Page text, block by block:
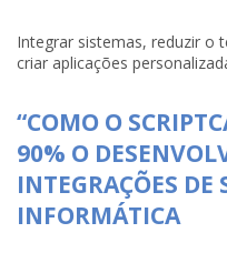
Integrar sistemas, reduzir o
criar aplicações
“COMO O
90% O
INTEGRAÇÕES DE
INFORMÁTICA